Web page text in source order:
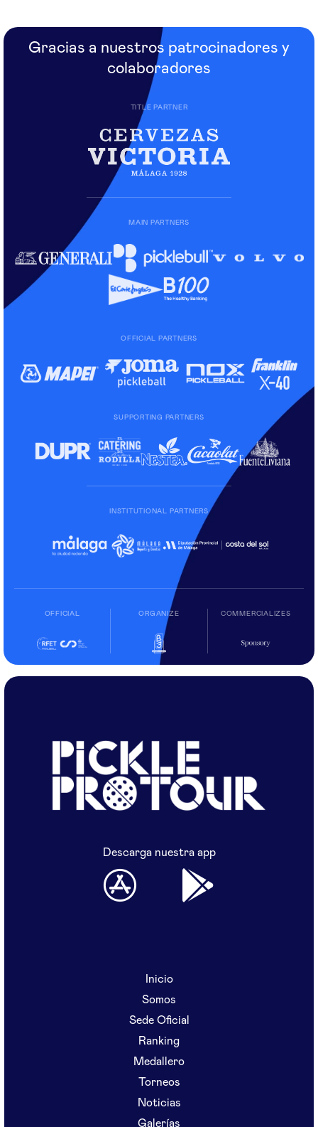
Gracias a nuestros patrocinadores y
colaboradores
TITLE PARTNER
MAIN PARTNERS
OFFICIAL PARTNERS
SUPPORTING PARTNERS
INSTITUTIONAL PARTNERS
OFFICIAL ORGANIZE COMMERCIALIZES
Descarga nuestra app
Inicio
Somos
Sede Oficial
Ranking
Medallero
Torneos
Noticias
Galerías